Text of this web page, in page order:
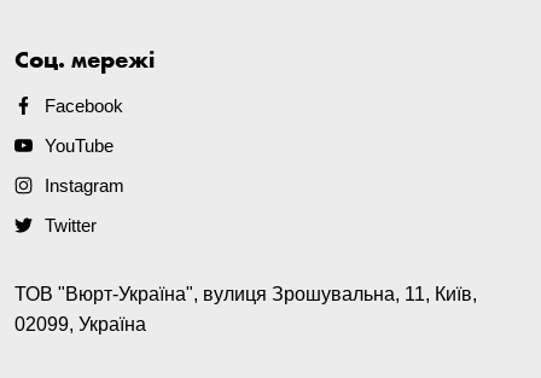
Соц. мережі
Facebook
YouTube
Instagram
Twitter
ТОВ "Вюрт-Україна", вулиця Зрошувальна, 11, Київ,
02099, Україна